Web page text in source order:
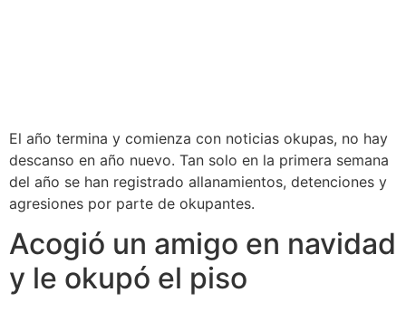
El año termina y comienza con noticias okupas, no hay
descanso en año nuevo. Tan solo en la primera semana
del año se han registrado allanamientos, detenciones y
agresiones por parte de okupantes.
Acogió un amigo en navidad
y le okupó el piso